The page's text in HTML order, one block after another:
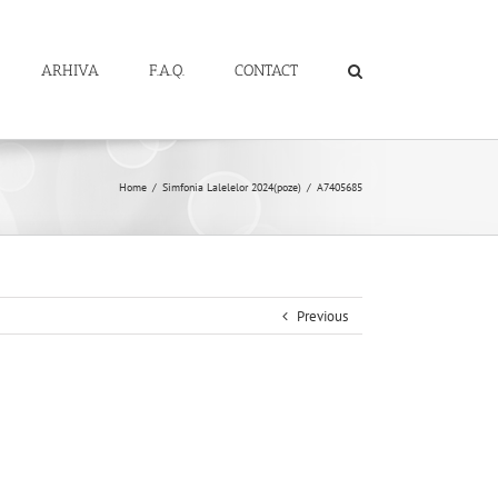
ARHIVA F.A.Q. CONTACT
Home / Simfonia Lalelelor 2024(poze) / A7405685
Previous